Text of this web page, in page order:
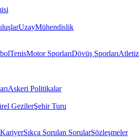
UzayMühendislik
TenisMotor SporlarıDövüş Sporları
Askeri Politikalar
GezilerŞehir Turu
KariyerSıkça Sorulan SorularSözleşmeler